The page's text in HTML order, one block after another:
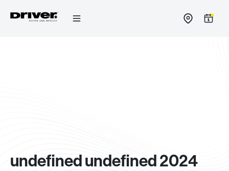
undefined undefined 2024